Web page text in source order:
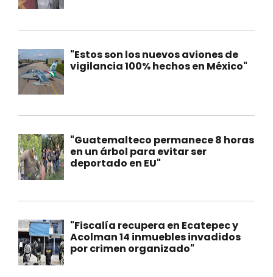
"Estos son los nuevos aviones de
vigilancia 100% hechos en México"
"Guatemalteco permanece 8 horas
en un árbol para evitar ser
deportado en EU"
"Fiscalía recupera en Ecatepec y
Acolman 14 inmuebles invadidos
por crimen organizado"